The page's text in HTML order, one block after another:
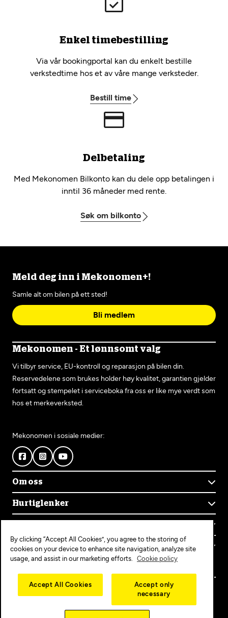
Enkel timebestilling
Via vår bookingportal kan du enkelt bestille
verkstedtime hos et av våre mange verksteder.
Bestill time
Delbetaling
Med Mekonomen Bilkonto kan du dele opp betalingen i
inntil 36 måneder med rente.
Søk om bilkonto
Meld deg inn i Mekonomen+!
Samle alt om bilen på ett sted!
Bli medlem
Mekonomen - Et lønnsomt valg
Vi tilbyr service, EU-kontroll og reparasjon på bilen din.
Reservedelene som brukes holder høy kvalitet, garantien gjelder
fortsatt og stempelet i serviceboka fra oss er like mye verdt som
hos et merkeverksted.
Mekonomen i sosiale medier:
Om oss
Om Mekonomen
Mekonomens historie
Jobb i Mekonomen
Bærekraft
Bli Mekonomen-verksted
Hurtiglenker
Finn verksted
Bestill time
Opprett konto
Kundeservice
Ofte stilte spørsmål
Mekonomen+
Personvern
Populære tjenester
Bilservice
EU-kontroll
Diagnose/Feilsøking
Dekkskift
Copyright © 2025 MEKO Norway AS
Personvernerklæring
Cookieerklæring
By clicking “Accept All Cookies”, you agree to the storing of
cookies on your device to enhance site navigation, analyze site
usage, and assist in our marketing efforts.
Cookie policy
Accept All Cookies
Accept only
necessary